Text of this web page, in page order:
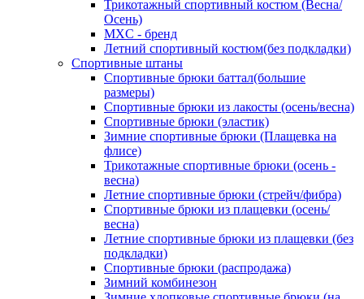
Трикотажный спортивный костюм (Весна/
Осень)
MXC - бренд
Летний спортивный костюм(без подкладки)
Спортивные штаны
Спортивные брюки баттал(большие
размеры)
Спортивные брюки из лакосты (осень/весна)
Спортивные брюки (эластик)
Зимние спортивные брюки (Плащевка на
флисе)
Трикотажные спортивные брюки (осень -
весна)
Летние спортивные брюки (стрейч/фибра)
Спортивные брюки из плащевки (осень/
весна)
Летние спортивные брюки из плащевки (без
подкладки)
Спортивные брюки (распродажа)
Зимний комбинезон